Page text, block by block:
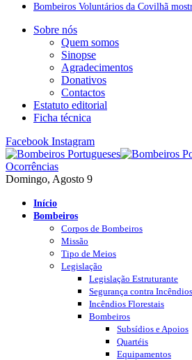
Bombeiros Voluntários da Covilhã
Sobre nós
Quem somos
Sinopse
Agradecimentos
Donativos
Contactos
Estatuto editorial
Ficha técnica
Facebook Instagram
Ocorrências
Domingo, Agosto 9
Início
Bombeiros
Corpos de Bombeiros
Missão
Tipo de Meios
Legislação
Legislação Estruturante
Segurança contra
Incêndios Florestais
Bombeiros
Subsídios e Apoios
Quartéis
Equipamentos